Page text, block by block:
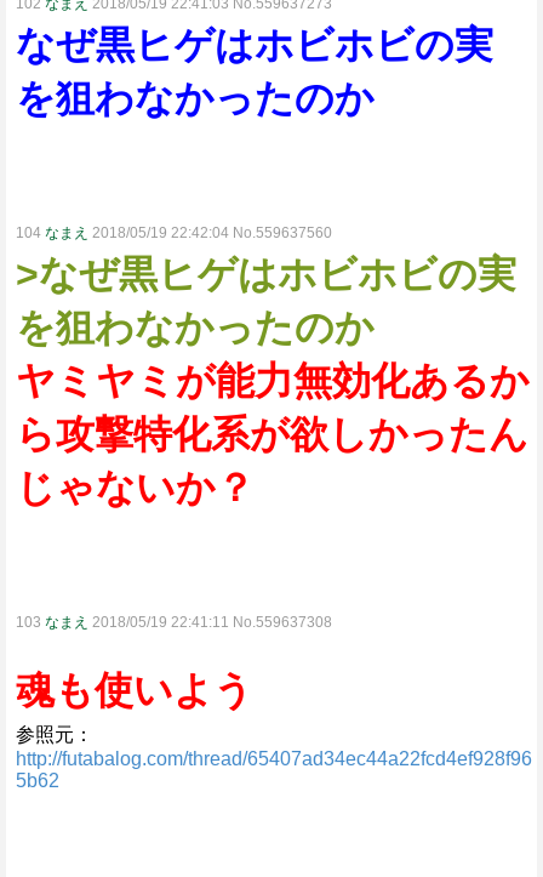
102 なまえ 2018/05/19 22:41:03 No.559637273
なぜ黒ヒゲはホビホビの実
を狙わなかったのか
104 なまえ 2018/05/19 22:42:04 No.559637560
>なぜ黒ヒゲはホビホビの実
を狙わなかったのか
ヤミヤミが能力無効化あるか
ら攻撃特化系が欲しかったん
じゃないか？
103 なまえ 2018/05/19 22:41:11 No.559637308
魂も使いよう
参照元：
http://futabalog.com/thread/65407ad34ec44a22fcd4ef928f96
5b62